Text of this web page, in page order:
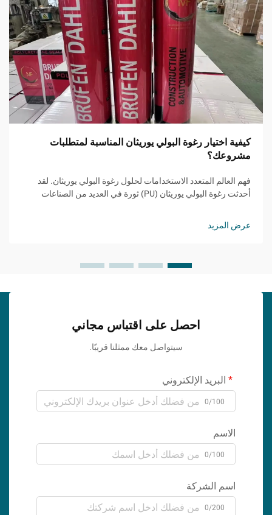
كيفية اختيار رغوة البولي يوريثان المناسبة لمتطلبات
مشروعك؟
فهم العالم المتعدد الاستخدامات لحلول رغوة البولي يوريثان. لقد
أحدثت رغوة البولي يوريثان (PU) ثورة في العديد من الصناعات
عرض المزيد
احصل على اقتباس مجاني
سيتواصل معك ممثلنا قريبًا.
البريد الإلكتروني
0/100
الاسم
0/100
اسم الشركة
0/200